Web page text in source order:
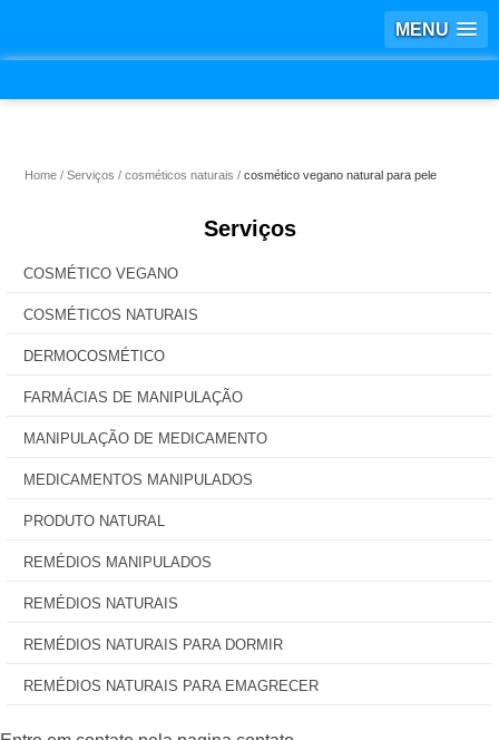
MENU
Home Serviços cosméticos naturais cosmético vegano natural para pele
Serviços
COSMÉTICO VEGANO
COSMÉTICOS NATURAIS
DERMOCOSMÉTICO
FARMÁCIAS DE MANIPULAÇÃO
MANIPULAÇÃO DE MEDICAMENTO
MEDICAMENTOS MANIPULADOS
PRODUTO NATURAL
REMÉDIOS MANIPULADOS
REMÉDIOS NATURAIS
REMÉDIOS NATURAIS PARA DORMIR
REMÉDIOS NATURAIS PARA EMAGRECER